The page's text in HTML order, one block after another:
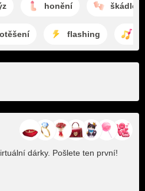
honění škádlení
flashing
dárky. Pošlete ten první!